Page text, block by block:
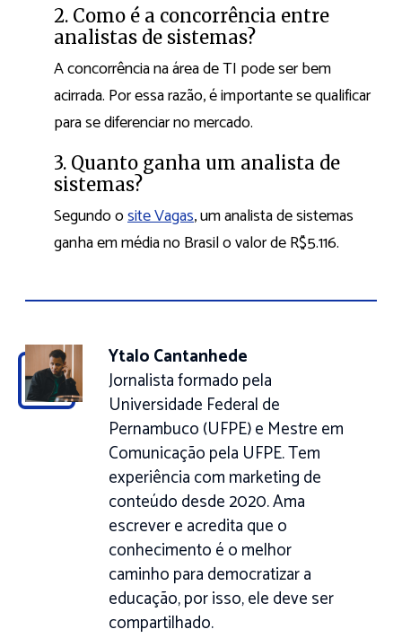
2. Como é a concorrência entre
analistas de sistemas?
A concorrência na área de TI pode ser bem
acirrada. Por essa razão, é importante se qualificar
para se diferenciar no mercado.
3. Quanto ganha um analista de
sistemas?
Segundo osite Vagas, um analista de sistemas
ganha em média no Brasil o valor de R$5.116.
Ytalo Cantanhede
Jornalista formado pela
Universidade Federal de
Pernambuco (UFPE) e Mestre em
Comunicação pela UFPE. Tem
experiência com marketing de
conteúdo desde 2020. Ama
escrever e acredita que o
conhecimento é o melhor
caminho para democratizar a
educação, por isso, ele deve ser
compartilhado.